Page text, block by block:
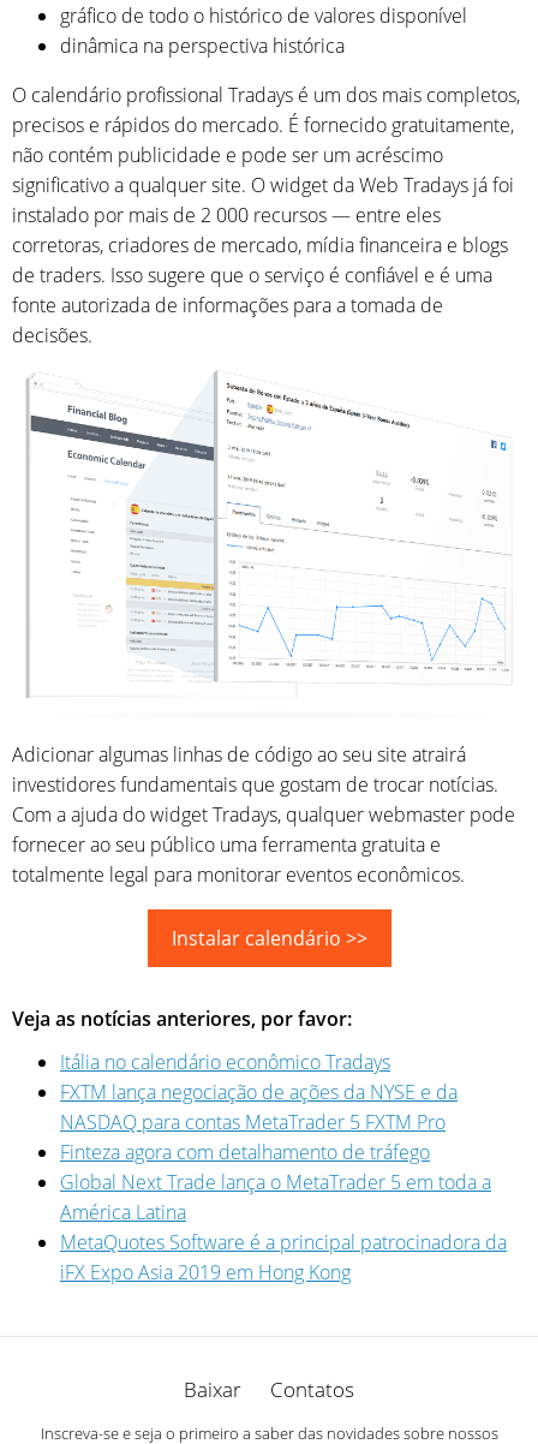
gráfico de todo o histórico de valores disponível
dinâmica na perspectiva histórica
O calendário profissional Tradays é um dos mais completos,
precisos e rápidos do mercado. É fornecido gratuitamente,
não contém publicidade e pode ser um acréscimo
significativo a qualquer site. O widget da Web Tradays já foi
instalado por mais de 2 000 recursos — entre eles
corretoras, criadores de mercado, mídia financeira e blogs
de traders. Isso sugere que o serviço é confiável e é uma
fonte autorizada de informações para a tomada de
decisões.
Adicionar algumas linhas de código ao seu site atrairá
investidores fundamentais que gostam de trocar notícias.
Com a ajuda do widget Tradays, qualquer webmaster pode
fornecer ao seu público uma ferramenta gratuita e
totalmente legal para monitorar eventos econômicos.
Instalar calendário >>
Veja as notícias anteriores, por favor:
Itália no calendário econômico Tradays
FXTM lança negociação de ações da NYSE e da
NASDAQ para contas MetaTrader 5 FXTM Pro
Finteza agora com detalhamento de tráfego
Global Next Trade lança o MetaTrader 5 em toda a
América Latina
MetaQuotes Software é a principal patrocinadora da
iFX Expo Asia 2019 em Hong Kong
Baixar Contatos
Inscreva-se e seja o primeiro a saber das novidades sobre nossos